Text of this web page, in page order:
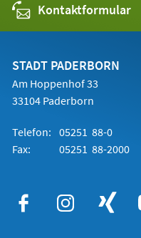
Kontaktformular
STADT PADERBORN
Am Hoppenhof 33
33104 Paderborn
Telefon: 05251 88-0
Fax:
05251 88-2000